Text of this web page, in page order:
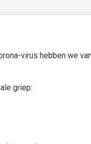
virus hebben we
griep: